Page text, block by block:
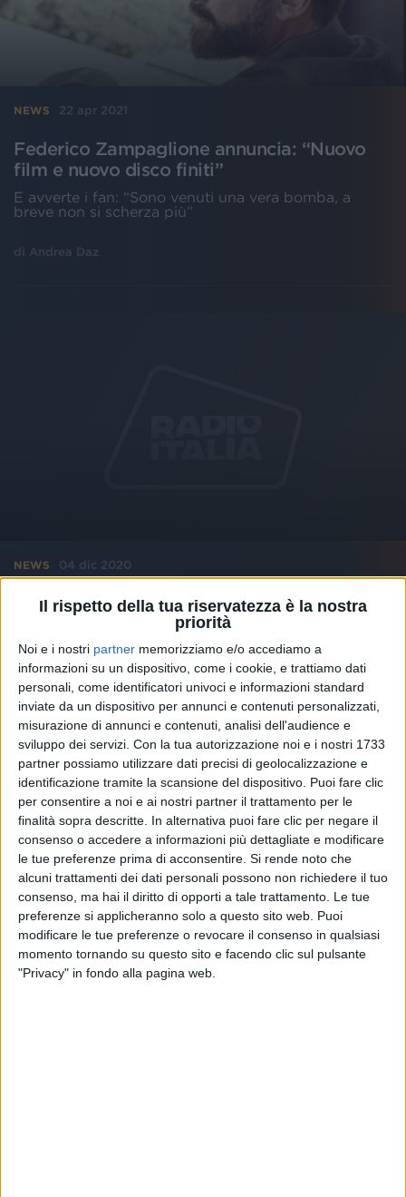
Il rispetto della tua riservatezza è la nostra
priorità
Noi e i nostri partner memorizziamo e/o accediamo a
informazioni su un dispositivo, come i cookie, e trattiamo dati
personali, come identificatori univoci e informazioni standard
inviate da un dispositivo per annunci e contenuti personalizzati,
misurazione di annunci e contenuti, analisi dell'audience e
sviluppo dei servizi. Con la tua autorizzazione noi e i nostri 1733
partner possiamo utilizzare dati precisi di geolocalizzazione e
identificazione tramite la scansione del dispositivo. Puoi fare clic
per consentire a noi e ai nostri partner il trattamento per le
finalità sopra descritte. In alternativa puoi fare clic per negare il
consenso o accedere a informazioni più dettagliate e modificare
le tue preferenze prima di acconsentire. Si rende noto che
alcuni trattamenti dei dati personali possono non richiedere il tuo
consenso, ma hai il diritto di opporti a tale trattamento. Le tue
preferenze si applicheranno solo a questo sito web. Puoi
modificare le tue preferenze o revocare il consenso in qualsiasi
momento tornando su questo sito e facendo clic sul pulsante
"Privacy" in fondo alla pagina web.
NEWS 22 apr 2021
Federico Zampaglione annuncia: “Nuovo
film e nuovo disco finiti”
E avverte i fan: “Sono venuti una vera bomba, a
breve non si scherza più”
di Andrea Daz
NEWS 04 dic 2020
Finite le riprese di “Morrison”, il nuovo film
di Federico Zampaglione
Il leader dei Tiromancino: “L’esperienza più rock’n’roll
della mia vita”
diAndrea Basso